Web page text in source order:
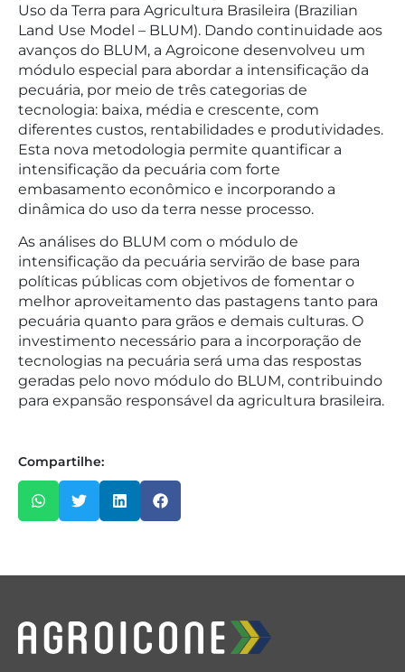
Uso da Terra para Agricultura Brasileira (Brazilian
Land Use Model – BLUM). Dando continuidade aos
avanços do BLUM, a Agroicone desenvolveu um
módulo especial para abordar a intensificação da
pecuária, por meio de três categorias de
tecnologia: baixa, média e crescente, com
diferentes custos, rentabilidades e produtividades.
Esta nova metodologia permite quantificar a
intensificação da pecuária com forte
embasamento econômico e incorporando a
dinâmica do uso da terra nesse processo.
As análises do BLUM com o módulo de
intensificação da pecuária servirão de base para
políticas públicas com objetivos de fomentar o
melhor aproveitamento das pastagens tanto para
pecuária quanto para grãos e demais culturas. O
investimento necessário para a incorporação de
tecnologias na pecuária será uma das respostas
geradas pelo novo módulo do BLUM, contribuindo
para expansão responsável da agricultura brasileira.
Compartilhe: